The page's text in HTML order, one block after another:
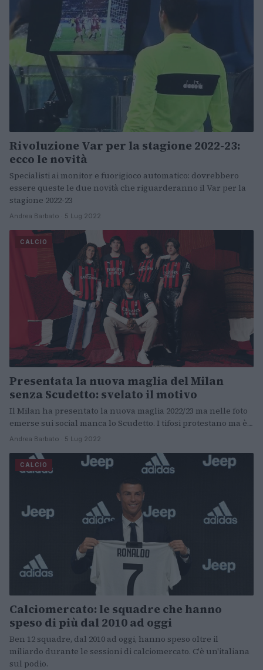
Rivoluzione Var per la stagione 2022-23:
ecco le novità
Specialisti ai monitor e fuorigioco automatico: dovrebbero
essere queste le due novità che riguarderanno il Var per la
stagione 2022-23
Andrea Barbato · 5 Lug 2022
CALCIO
Presentata la nuova maglia del Milan
senza Scudetto: svelato il motivo
Il Milan ha presentato la nuova maglia 2022/23 ma nelle foto
emerse sui social manca lo Scudetto. I tifosi protestano ma è…
Andrea Barbato · 5 Lug 2022
CALCIO
Calciomercato: le squadre che hanno
speso di più dal 2010 ad oggi
Ben 12 squadre, dal 2010 ad oggi, hanno speso oltre il
miliardo durante le sessioni di calciomercato. C'è un'italiana
sul podio.